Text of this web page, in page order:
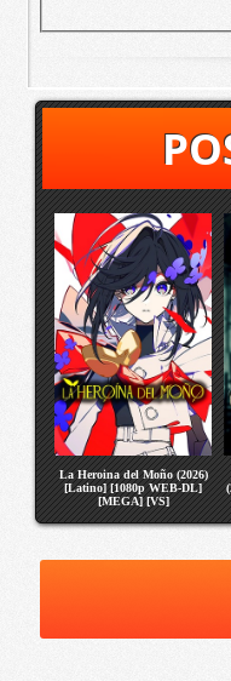
La Heroina del Moño (2026)
[Latino] [1080p WEB-DL]
[MEGA] [VS]